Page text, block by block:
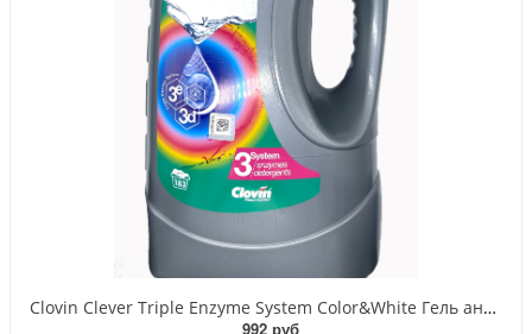
Clovin Clever Triple Enzyme System Color&White Гель антибактериальный с тройной системой энзимов для стирки цветных и белых тканей 5,5 л на 183 стирки
992 руб